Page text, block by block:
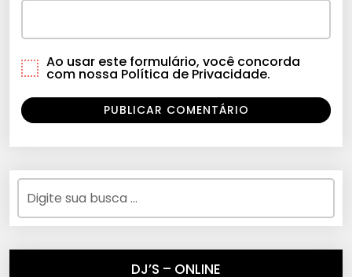
Ao usar este formulário, você concorda
com nossa Política de Privacidade.
DJ’S – ONLINE